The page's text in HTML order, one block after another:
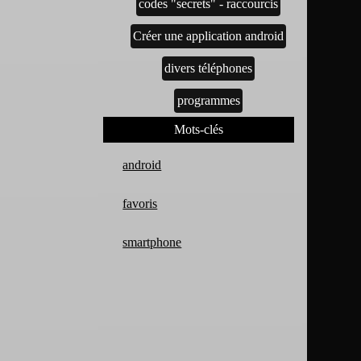
codes "secrets" - raccourcis
Créer une application android
divers téléphones
programmes
Mots-clés
android
favoris
smartphone